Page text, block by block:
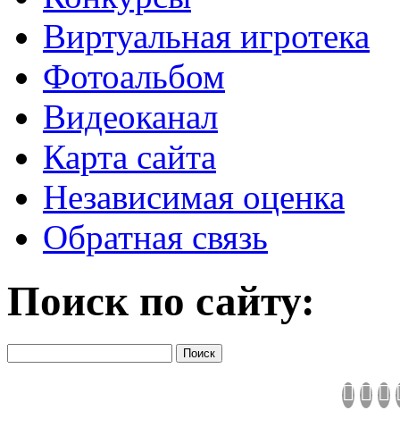
Виртуальная игротека
Фотоальбом
Видеоканал
Карта сайта
Независимая оценка
Обратная связь
Поиск по сайту: